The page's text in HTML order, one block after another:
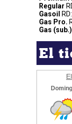
Regular
Gasoil
Gas Pro.
Gas (sub.)
El